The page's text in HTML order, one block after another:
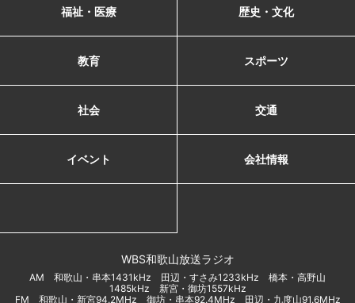
福祉・医療 歴史・文化
教育 スポーツ
社会 交通
イベント 会社情報
WBS和歌山放送ラジオ
AM 和歌山・串本1431kHz 田辺・すさみ1233kHz 橋本・高野山
1485kHz 新宮・御坊1557kHz
FM 和歌山・新宮94.2MHz 御坊・串本92.4MHz 田辺・九度山91.6MHz